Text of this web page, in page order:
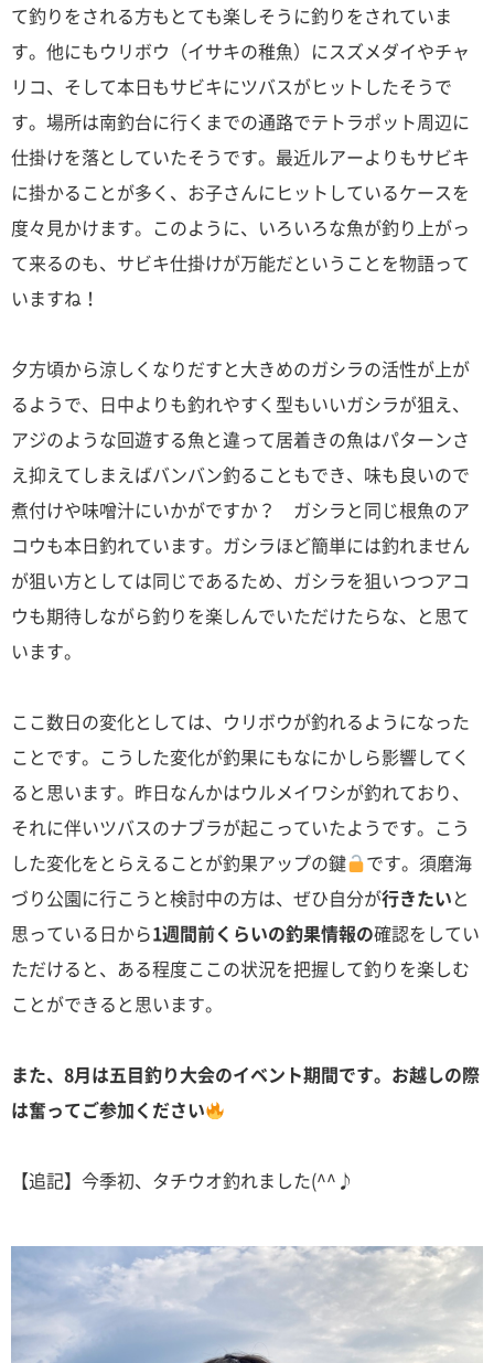
て釣りをされる方もとても楽しそうに釣りをされていま
す。他にもウリボウ（イサキの稚魚）にスズメダイやチャ
リコ、そして本日もサビキにツバスがヒットしたそうで
す。場所は南釣台に行くまでの通路でテトラポット周辺に
仕掛けを落としていたそうです。最近ルアーよりもサビキ
に掛かることが多く、お子さんにヒットしているケースを
度々見かけます。このように、いろいろな魚が釣り上がっ
て来るのも、サビキ仕掛けが万能だということを物語って
いますね！
夕方頃から涼しくなりだすと大きめのガシラの活性が上が
るようで、日中よりも釣れやすく型もいいガシラが狙え、
アジのような回遊する魚と違って居着きの魚はパターンさ
え抑えてしまえばバンバン釣ることもでき、味も良いので
煮付けや味噌汁にいかがですか？ ガシラと同じ根魚のア
コウも本日釣れています。ガシラほど簡単には釣れません
が狙い方としては同じであるため、ガシラを狙いつつアコ
ウも期待しながら釣りを楽しんでいただけたらな、と思て
います。
ここ数日の変化としては、ウリボウが釣れるようになった
ことです。こうした変化が釣果にもなにかしら影響してく
ると思います。昨日なんかはウルメイワシが釣れており、
それに伴いツバスのナブラが起こっていたようです。こう
した変化をとらえることが釣果アップの鍵
です。須磨海
づり公園に行こうと検討中の方は、ぜひ自分が行きたいと
思っている日から1週間前くらいの釣果情報の確認をしてい
ただけると、ある程度ここの状況を把握して釣りを楽しむ
ことができると思います。
また、8月は五目釣り大会のイベント期間です。お越しの際
は奮ってご参加ください
【追記】今季初、タチウオ釣れました(^^♪